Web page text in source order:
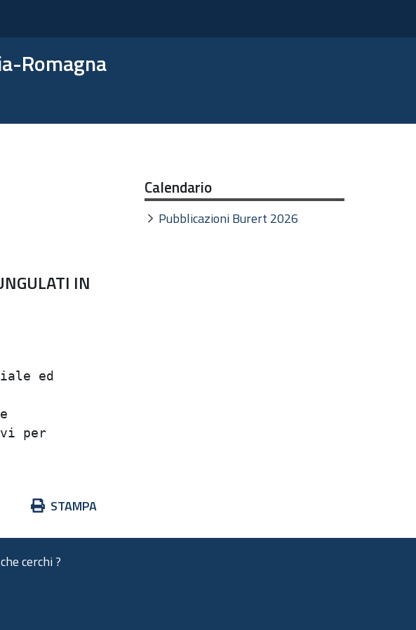
Romagna
IN
14
cinghiale ed
nelle Aziende
a dette
per
Azioni
documento
STAMPA
Calendario
Pubblicazioni Burert 2026
cerchi ?